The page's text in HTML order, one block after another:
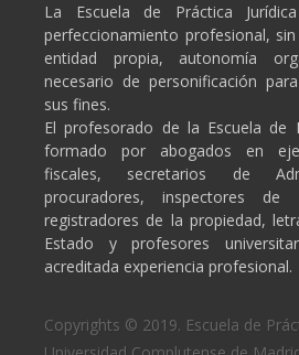
La Escuela de Práctica
perfeccionamiento profesional,
entidad propia, autonomía
necesario de personificación
sus fines.
El profesorado de la Escuela de
formado por abogados en
fiscales, secretarios de
procuradores, inspectores de
registradores de la propiedad,
Estado y profesores
acreditada experiencia profesional.
Copyrights © 2019. Escuela de